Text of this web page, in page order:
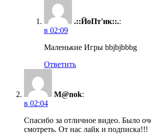
.::ЙоПт'ик::.:
в 02:09
Маленькие Игры bbjbjbbbg
Ответить
M@nok:
в 02:04
Спасибо за отличное видео. Было
смотреть. От нас лайк и подписка!!!